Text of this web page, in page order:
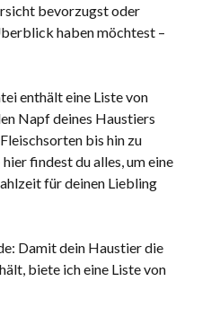
bevorzugst oder
haben möchtest –
enthält eine Liste von
Napf deines Haustiers
bis hin zu
findest du alles, um eine
für deinen Liebling
Damit dein Haustier die
biete ich eine Liste von